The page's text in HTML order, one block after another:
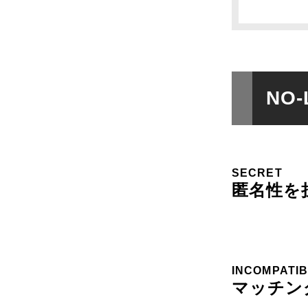
SECRET
匿名性を
マッチン